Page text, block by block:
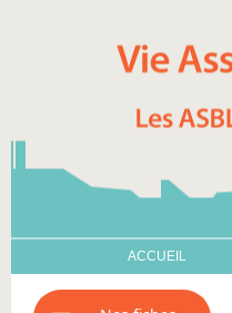
ACCUEIL